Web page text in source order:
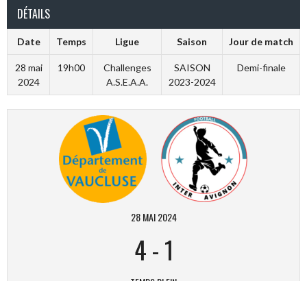
DÉTAILS
Date Temps Ligue Saison Jour de match
28 mai
2024
19h00
Challenges
A.S.E.A.A.
SAISON
2023-2024
Demi-finale
28 MAI 2024
4-1